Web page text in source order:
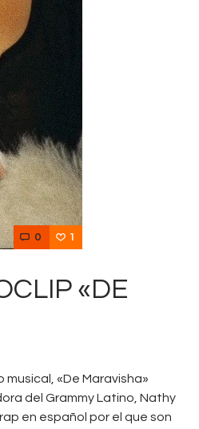
0 1
«DE
«De Maravisha»
del Grammy Latino, Nathy
en español por el que son